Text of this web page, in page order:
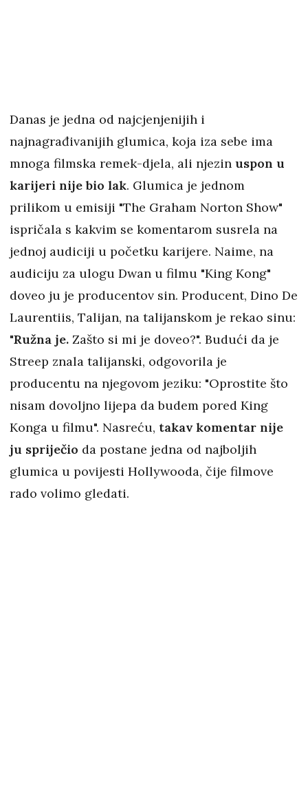
Danas je jedna od najcjenjenijih i
najnagrađivanijih glumica, koja iza sebe ima
mnoga filmska remek-djela, ali njezin uspon u
karijeri nije bio lak. Glumica je jednom
prilikom u emisiji "The Graham Norton Show"
ispričala s kakvim se komentarom susrela na
jednoj audiciji u početku karijere. Naime, na
audiciju za ulogu Dwan u filmu "King Kong"
doveo ju je producentov sin. Producent, Dino De
Laurentiis, Talijan, na talijanskom je rekao sinu:
"Ružna je. Zašto si mi je doveo?". Budući da je
Streep znala talijanski, odgovorila je
producentu na njegovom jeziku: "Oprostite što
nisam dovoljno lijepa da budem pored King
Konga u filmu". Nasreću, takav komentar nije
ju spriječio da postane jedna od najboljih
glumica u povijesti Hollywooda, čije filmove
rado volimo gledati.